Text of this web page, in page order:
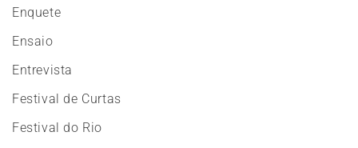
Enquete
Ensaio
Entrevista
Festival de Curtas
Festival do Rio